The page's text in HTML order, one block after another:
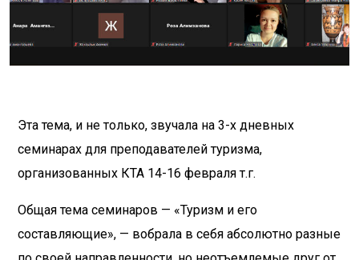
Эта тема, и не только, звучала на 3-х дневных
семинарах для преподавателей туризма,
организованных КТА 14-16 февраля т.г.
Общая тема семинаров — «Туризм и его
составляющие», — вобрала в себя абсолютно разные